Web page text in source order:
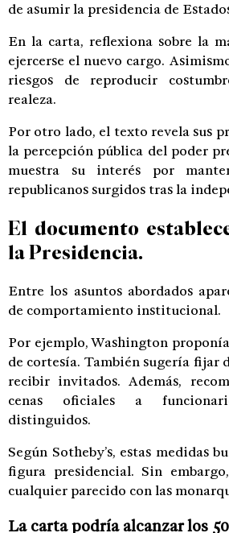
de asumir la presidencia de
En la carta, reflexiona sobre la
ejercerse el nuevo cargo.
riesgos de reproducir
realeza.
Por otro lado, el texto revela sus
la percepción pública del poder
muestra su interés por
republicanos surgidos tras la
El documento
la Presidencia.
Entre los asuntos abordados
de comportamiento institucional.
Por ejemplo, Washington
de cortesía. También sugería fijar
recibir invitados. Además,
cenas oficiales a
distinguidos.
Según Sotheby’s, estas medidas
figura presidencial. Sin
cualquier parecido con las
La carta podría alcanzar los